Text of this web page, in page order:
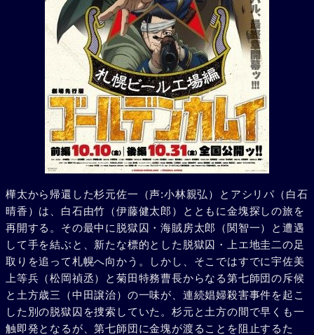
樺太から帰還した杉元佐一（声:小林親弘）とアシリパ（白石
晴香）は、白石由竹（伊藤健太郎）とともに金塊探しの旅を
再開する。その最中に脱獄囚・海賊房太郎（関智一）と遭遇
して手を結ぶと、新たな標的とした脱獄囚・上エ地圭二の足
取りを追って札幌へ向かう。しかし、そこではすでに宇佐美
上等兵（松岡禎丞）と菊田特務曹長からなる第七師団の斥候
と土方歳三（中田譲治）の一味が、連続娼婦殺害事件を起こ
した別の脱獄囚を捜索していた。杉元と土方の間で早くも一
触即発となるが、第七師団に金塊が渡ることを阻止するた